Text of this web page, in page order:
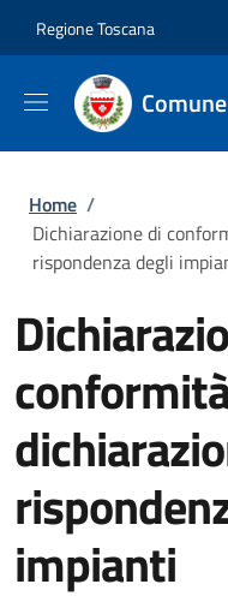
Regione Toscana
Briciole di
Home /
Dichiarazione di
rispondenza degli
impianti